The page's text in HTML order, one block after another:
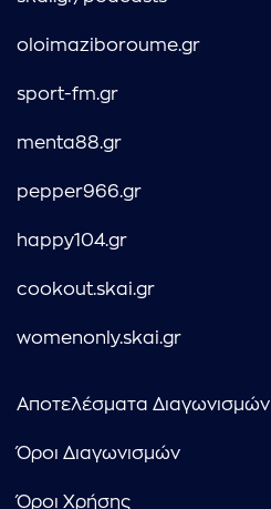
oloimaziboroume.gr
sport-fm.gr
menta88.gr
pepper966.gr
happy104.gr
cookout.skai.gr
womenonly.skai.gr
Αποτελέσματα Διαγωνισμών
Όροι Διαγωνισμών
Όροι Χρήσης